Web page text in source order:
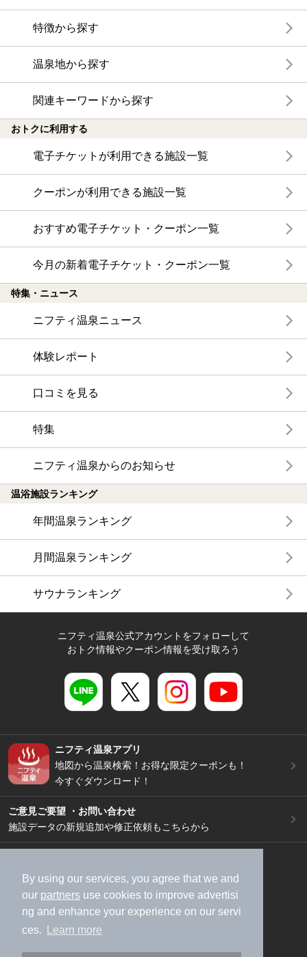
By using our services, you agree that we and
our partners use cookies to improve advertisi
ng and enhance your experience on our servi
ces.
Learn more
特徴から探す
温泉地から探す
関連キーワードから探す
おトクに利用する
電子チケットが利用できる施設一覧
クーポンが利用できる施設一覧
おすすめ電子チケット・クーポン一覧
今月の新着電子チケット・クーポン一覧
特集・ニュース
ニフティ温泉ニュース
体験レポート
口コミを見る
特集
ニフティ温泉からのお知らせ
温浴施設ランキング
年間温泉ランキング
月間温泉ランキング
サウナランキング
ニフティ温泉公式アカウントをフォローして
おトク情報やクーポン情報を受け取ろう
ニフティ温泉アプリ
地図から温泉検索！お得な限定クーポンも！
今すぐダウンロード！
ご意見ご要望 ・お問い合わせ
施設データの新規追加や修正依頼もこちらから
加盟店募集（資料請求）
広告出稿のご案内
利用規約
ライフスタイルMEMBERS+規約
特定商取引法に基づく表記
ヘルプ
採用情報
運営会社